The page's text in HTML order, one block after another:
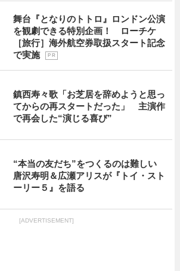
舞台『となりのトトロ』ロンドン公演
を観劇できる特別企画！ ローチケ
［旅行］海外航空券取扱スタート記念
で実施
P R
鎮西寿々歌「お芝居を辞めようと思っ
てからの再スタートだった」 主演作
で再会した“演じる喜び”
“本当の友だち”をつくるのは難しい
唐沢寿明＆広瀬アリスが『トイ・スト
ーリー５』を語る
[ADVERTISEMENT]